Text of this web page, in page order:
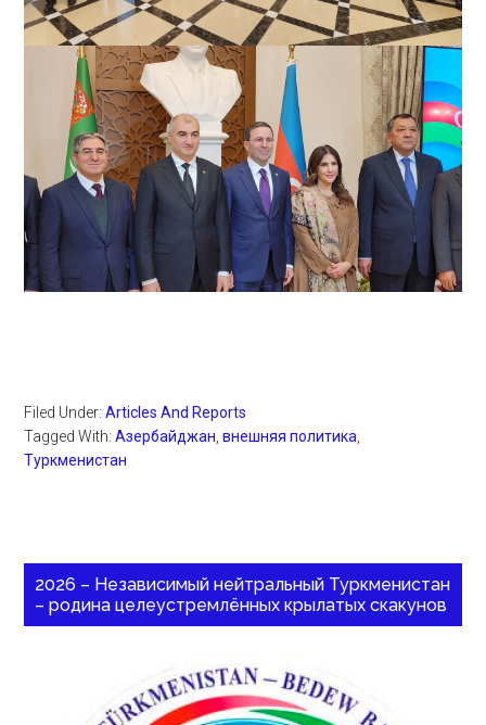
Filed Under:Articles And Reports
Tagged With:Азербайджан ,внешняя политика
Туркменистан
2026 – Независимый нейтральный Туркменистан
– родина целеустремлённых крылатых скакунов